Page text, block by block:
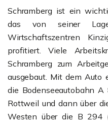
Schramberg ist ein
das von seiner
Wirtschaftszentren
profitiert. Viele
Schramberg zum
ausgebaut. Mit dem Auto
die Bodenseeautobahn
Rottweil und dann über
Westen über die B 294